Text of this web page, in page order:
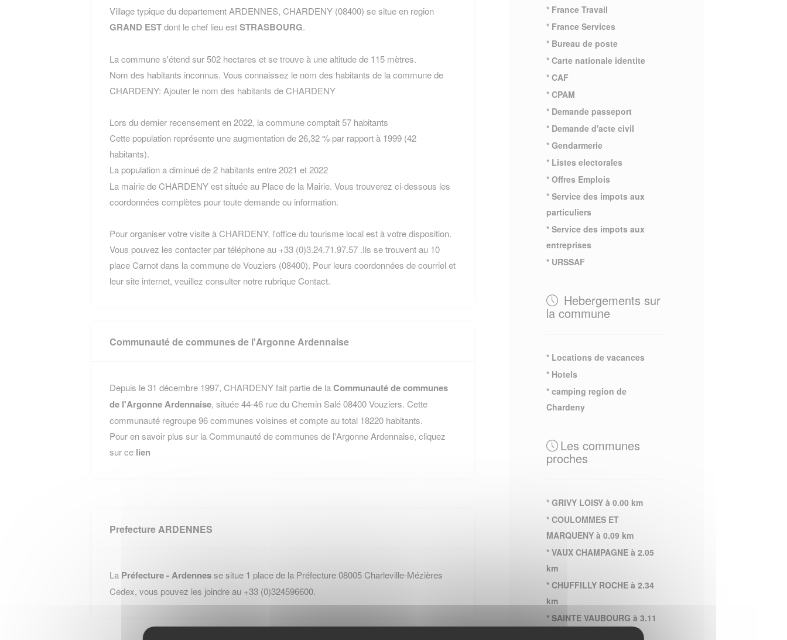
Village typique du departement ARDENNES, CHARDENY (08400) se situe en region
GRAND ESTdont le chef lieu estSTRASBOURG.
La commune s'étend sur 502 hectares et se trouve à une altitude de 115 mètres.
Nom des habitants inconnus. Vous connaissez le nom des habitants de la commune de
CHARDENY: Ajouter le nom des habitants de CHARDENY
Lors du dernier recensement en 2022, la commune comptait 57 habitants
Cette population représente une augmentation de 26,32 % par rapport à 1999 (42
habitants).
La population a diminué de 2 habitants entre 2021 et 2022
La mairie de CHARDENY est située au Place de la Mairie. Vous trouverez ci-dessous les
coordonnées complètes pour toute demande ou information.
Pour organiser votre visite à CHARDENY, l'office du tourisme local est à votre disposition.
Vous pouvez les contacter par téléphone au +33 (0)3.24.71.97.57 .Ils se trouvent au 10
place Carnot dans la commune de Vouziers (08400). Pour leurs coordonnées de courriel et
leur site internet, veuillez consulter notre rubrique Contact.
Communauté de communes de l'Argonne Ardennaise
Depuis le 31 décembre 1997, CHARDENY fait partie de laCommunauté de communes
de l'Argonne Ardennaise, située 44-46 rue du Chemin Salé 08400 Vouziers. Cette
communauté regroupe 96 communes voisines et compte au total 18220 habitants.
Pour en savoir plus sur la Communauté de communes de l'Argonne Ardennaise, cliquez
sur ce lien
Prefecture ARDENNES
La Préfecture - Ardennesse situe 1 place de la Préfecture 08005 Charleville-Mézières
Cedex, vous pouvez les joindre au +33 (0)324596600.
* France Travail
* France Services
* Bureau de poste
* Carte nationale identite
* CAF
* CPAM
* Demande passeport
* Demande d'acte civil
* Gendarmerie
* Listes electorales
* Offres Emplois
* Service des impots aux
particuliers
* Service des impots aux
entreprises
* URSSAF
Hebergements sur
la commune
* Locations de vacances
* Hotels
* camping region de
Chardeny
Les communes
proches
* GRIVY LOISY à 0.00 km
* COULOMMES ET
MARQUENY à 0.09 km
* VAUX CHAMPAGNE à 2.05
km
* CHUFFILLY ROCHE à 2.34
km
* SAINTE VAUBOURG à 3.11